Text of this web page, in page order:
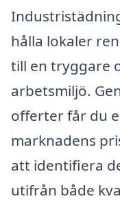
hålla lokaler
till en tryggare
arbetsmiljö.
offerter får du
marknadens
att identifiera
utifrån både